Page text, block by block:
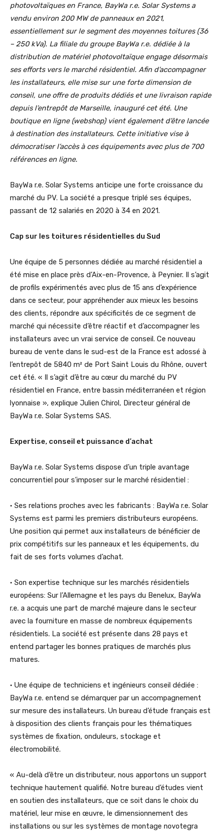
photovoltaïques en France, BayWa r.e. Solar Systems a
vendu environ 200 MW de panneaux en 2021,
essentiellement sur le segment des moyennes toitures (36
– 250 kVa). La filiale du groupe BayWa r.e. dédiée à la
distribution de matériel photovoltaïque engage désormais
ses efforts vers le marché résidentiel. Afin d’accompagner
les installateurs, elle mise sur une forte dimension de
conseil, une offre de produits dédiés et une livraison rapide
depuis l’entrepôt de Marseille, inauguré cet été. Une
boutique en ligne (webshop) vient également d’être lancée
à destination des installateurs. Cette initiative vise à
démocratiser l’accès à ces équipements avec plus de 700
références en ligne.
BayWa r.e. Solar Systems anticipe une forte croissance du
marché du PV. La société a presque triplé ses équipes,
passant de 12 salariés en 2020 à 34 en 2021.
Cap sur les toitures résidentielles du Sud
Une équipe de 5 personnes dédiée au marché résidentiel a
été mise en place près d’Aix-en-Provence, à Peynier. Il s’agit
de profils expérimentés avec plus de 15 ans d’expérience
dans ce secteur, pour appréhender aux mieux les besoins
des clients, répondre aux spécificités de ce segment de
marché qui nécessite d’être réactif et d’accompagner les
installateurs avec un vrai service de conseil. Ce nouveau
bureau de vente dans le sud-est de la France est adossé à
l’entrepôt de 5840 m² de Port Saint Louis du Rhône, ouvert
cet été. « Il s’agit d’être au cœur du marché du PV
résidentiel en France, entre bassin méditerranéen et région
lyonnaise », explique Julien Chirol, Directeur général de
BayWa r.e. Solar Systems SAS.
Expertise, conseil et puissance d’achat
BayWa r.e. Solar Systems dispose d’un triple avantage
concurrentiel pour s’imposer sur le marché résidentiel :
• Ses relations proches avec les fabricants : BayWa r.e. Solar
Systems est parmi les premiers distributeurs européens.
Une position qui permet aux installateurs de bénéficier de
prix compétitifs sur les panneaux et les équipements, du
fait de ses forts volumes d’achat.
• Son expertise technique sur les marchés résidentiels
européens: Sur l’Allemagne et les pays du Benelux, BayWa
r.e. a acquis une part de marché majeure dans le secteur
avec la fourniture en masse de nombreux équipements
résidentiels. La société est présente dans 28 pays et
entend partager les bonnes pratiques de marchés plus
matures.
• Une équipe de techniciens et ingénieurs conseil dédiée :
BayWa r.e. entend se démarquer par un accompagnement
sur mesure des installateurs. Un bureau d’étude français est
à disposition des clients français pour les thématiques
systèmes de fixation, onduleurs, stockage et
électromobilité.
« Au-delà d’être un distributeur, nous apportons un support
technique hautement qualifié. Notre bureau d’études vient
en soutien des installateurs, que ce soit dans le choix du
matériel, leur mise en œuvre, le dimensionnement des
installations ou sur les systèmes de montage novotegra